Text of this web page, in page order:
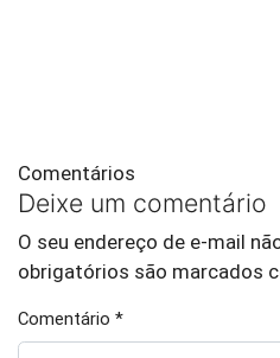
Comentários
Deixe um comentário
O seu endereço de e-mail
obrigatórios são marcados
Comentário *